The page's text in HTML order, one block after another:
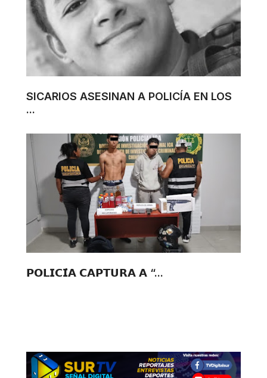
SICARIOS ASESINAN A POLICÍA EN LOS
...
𝗣𝗢𝗟𝗜𝗖𝗜́𝗔 𝗖𝗔𝗣𝗧𝗨𝗥𝗔 𝗔 “...